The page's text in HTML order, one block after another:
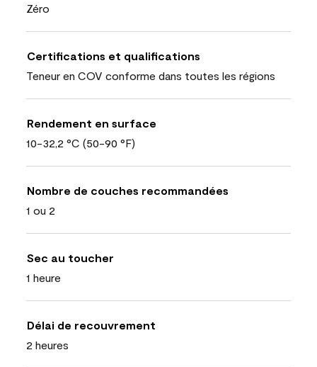
Zéro
Certifications et qualifications
Teneur en COV conforme dans toutes les régions
Rendement en surface
10-32,2 °C (50-90 °F)
Nombre de couches recommandées
1 ou 2
Sec au toucher
1 heure
Délai de recouvrement
2 heures